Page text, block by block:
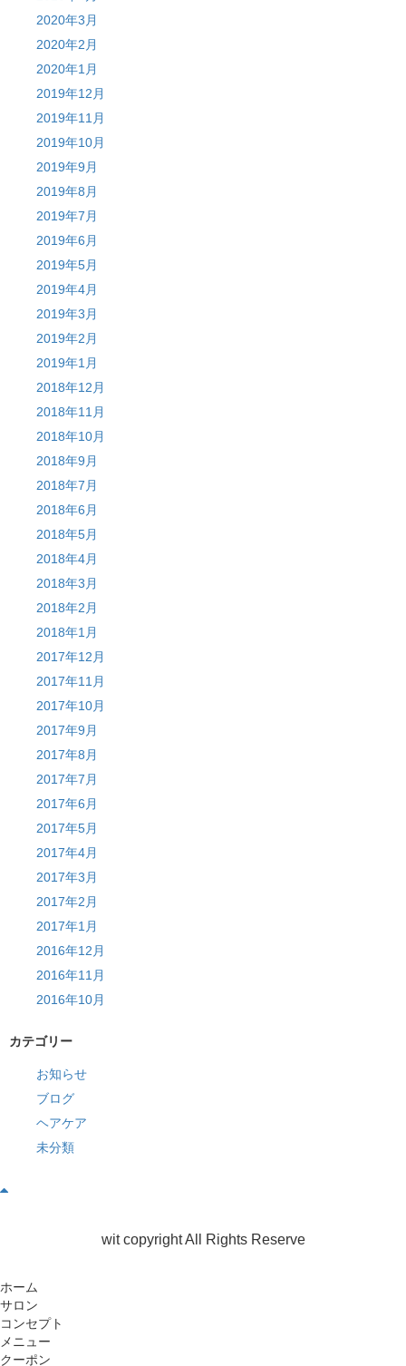
2020年3月
2020年2月
2020年1月
2019年12月
2019年11月
2019年10月
2019年9月
2019年8月
2019年7月
2019年6月
2019年5月
2019年4月
2019年3月
2019年2月
2019年1月
2018年12月
2018年11月
2018年10月
2018年9月
2018年7月
2018年6月
2018年5月
2018年4月
2018年3月
2018年2月
2018年1月
2017年12月
2017年11月
2017年10月
2017年9月
2017年8月
2017年7月
2017年6月
2017年5月
2017年4月
2017年3月
2017年2月
2017年1月
2016年12月
2016年11月
2016年10月
カテゴリー
お知らせ
ブログ
ヘアケア
未分類
wit copyright All Rights Reserve
ホーム
サロン
コンセプト
メニュー
クーポン